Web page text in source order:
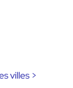
villes >